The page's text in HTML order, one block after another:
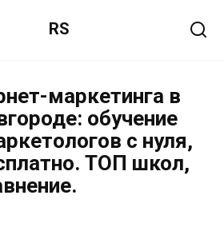
RS
маркетинга в
обучение
с нуля,
ТОП школ,